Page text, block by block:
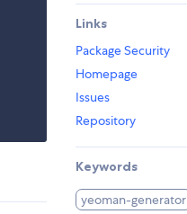
Links
Package Security
Homepage
Issues
Repository
Keywords
yeoman-generator